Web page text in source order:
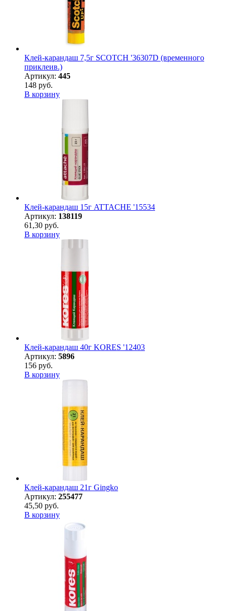
Клей-карандаш 7,5г SCOTCH '36307D (временного
приклеив.)
Артикул: 445
148 руб.
В корзину
Клей-карандаш 15г ATTACHE '15534
Артикул: 138119
61,30 руб.
В корзину
Клей-карандаш 40г KORES '12403
Артикул: 5896
156 руб.
В корзину
Клей-карандаш 21г Gingko
Артикул: 255477
45,50 руб.
В корзину